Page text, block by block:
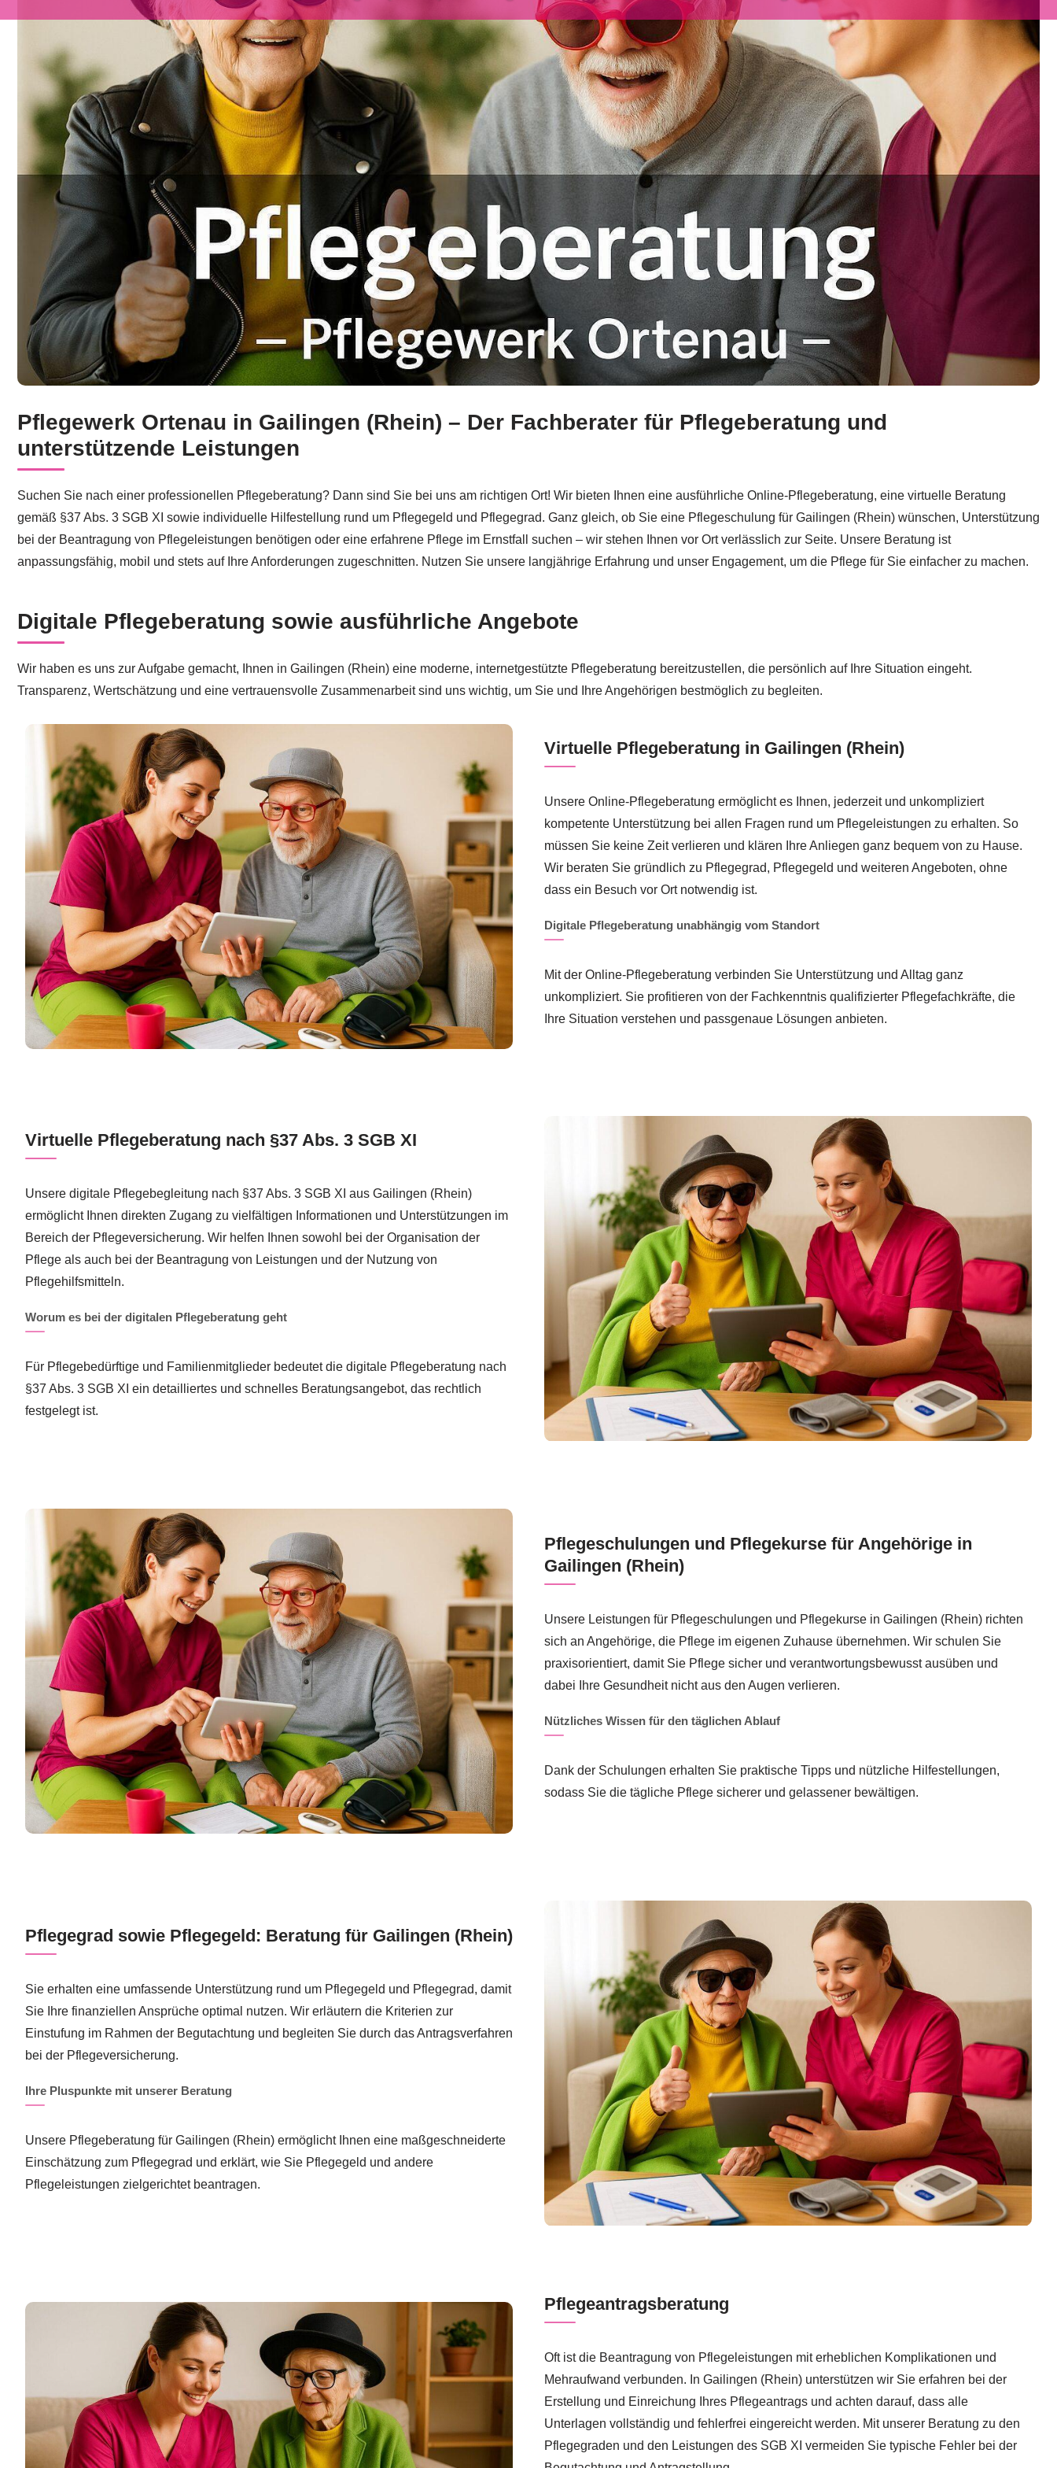
Holen Sie sich jetzt professionelle Pflegeberatung in Gailingen (Rhein) bei ↗️Pflegewerk Ortenau – mit ✓Online Pflege-Beratung SGB XI, ✓Pflegeschulung und ✓Pflegekurs
Pflegewerk Ortenau in Gailingen (Rhein) – Der Fachberater für Pflegeberatung und
unterstützende Leistungen
Suchen Sie nach einer professionellen Pflegeberatung? Dann sind Sie bei uns am richtigen Ort! Wir bieten Ihnen eine ausführliche Online-Pflegeberatung, eine virtuelle Beratung
gemäß §37 Abs. 3 SGB XI sowie individuelle Hilfestellung rund um Pflegegeld und Pflegegrad. Ganz gleich, ob Sie eine Pflegeschulung für Gailingen (Rhein) wünschen, Unterstützung
bei der Beantragung von Pflegeleistungen benötigen oder eine erfahrene Pflege im Ernstfall suchen – wir stehen Ihnen vor Ort verlässlich zur Seite. Unsere Beratung ist
anpassungsfähig, mobil und stets auf Ihre Anforderungen zugeschnitten. Nutzen Sie unsere langjährige Erfahrung und unser Engagement, um die Pflege für Sie einfacher zu machen.
Digitale Pflegeberatung sowie ausführliche Angebote
Wir haben es uns zur Aufgabe gemacht, Ihnen in Gailingen (Rhein) eine moderne, internetgestützte Pflegeberatung bereitzustellen, die persönlich auf Ihre Situation eingeht.
Transparenz, Wertschätzung und eine vertrauensvolle Zusammenarbeit sind uns wichtig, um Sie und Ihre Angehörigen bestmöglich zu begleiten.
Virtuelle Pflegeberatung in Gailingen (Rhein)
Unsere Online-Pflegeberatung ermöglicht es Ihnen, jederzeit und unkompliziert
kompetente Unterstützung bei allen Fragen rund um Pflegeleistungen zu erhalten. So
müssen Sie keine Zeit verlieren und klären Ihre Anliegen ganz bequem von zu Hause.
Wir beraten Sie gründlich zu Pflegegrad, Pflegegeld und weiteren Angeboten, ohne
dass ein Besuch vor Ort notwendig ist.
Digitale Pflegeberatung unabhängig vom Standort
Mit der Online-Pflegeberatung verbinden Sie Unterstützung und Alltag ganz
unkompliziert. Sie profitieren von der Fachkenntnis qualifizierter Pflegefachkräfte, die
Ihre Situation verstehen und passgenaue Lösungen anbieten.
Virtuelle Pflegeberatung nach §37 Abs. 3 SGB XI
Unsere digitale Pflegebegleitung nach §37 Abs. 3 SGB XI aus Gailingen (Rhein)
ermöglicht Ihnen direkten Zugang zu vielfältigen Informationen und Unterstützungen im
Bereich der Pflegeversicherung. Wir helfen Ihnen sowohl bei der Organisation der
Pflege als auch bei der Beantragung von Leistungen und der Nutzung von
Pflegehilfsmitteln.
Worum es bei der digitalen Pflegeberatung geht
Für Pflegebedürftige und Familienmitglieder bedeutet die digitale Pflegeberatung nach
§37 Abs. 3 SGB XI ein detailliertes und schnelles Beratungsangebot, das rechtlich
festgelegt ist.
Pflegeschulungen und Pflegekurse für Angehörige in
Gailingen (Rhein)
Unsere Leistungen für Pflegeschulungen und Pflegekurse in Gailingen (Rhein) richten
sich an Angehörige, die Pflege im eigenen Zuhause übernehmen. Wir schulen Sie
praxisorientiert, damit Sie Pflege sicher und verantwortungsbewusst ausüben und
dabei Ihre Gesundheit nicht aus den Augen verlieren.
Nützliches Wissen für den täglichen Ablauf
Dank der Schulungen erhalten Sie praktische Tipps und nützliche Hilfestellungen,
sodass Sie die tägliche Pflege sicherer und gelassener bewältigen.
Pflegegrad sowie Pflegegeld: Beratung für Gailingen (Rhein)
Sie erhalten eine umfassende Unterstützung rund um Pflegegeld und Pflegegrad, damit
Sie Ihre finanziellen Ansprüche optimal nutzen. Wir erläutern die Kriterien zur
Einstufung im Rahmen der Begutachtung und begleiten Sie durch das Antragsverfahren
bei der Pflegeversicherung.
Ihre Pluspunkte mit unserer Beratung
Unsere Pflegeberatung für Gailingen (Rhein) ermöglicht Ihnen eine maßgeschneiderte
Einschätzung zum Pflegegrad und erklärt, wie Sie Pflegegeld und andere
Pflegeleistungen zielgerichtet beantragen.
Pflegeantragsberatung
Oft ist die Beantragung von Pflegeleistungen mit erheblichen Komplikationen und
Mehraufwand verbunden. In Gailingen (Rhein) unterstützen wir Sie erfahren bei der
Erstellung und Einreichung Ihres Pflegeantrags und achten darauf, dass alle
Unterlagen vollständig und fehlerfrei eingereicht werden. Mit unserer Beratung zu den
Pflegegraden und den Leistungen des SGB XI vermeiden Sie typische Fehler bei der